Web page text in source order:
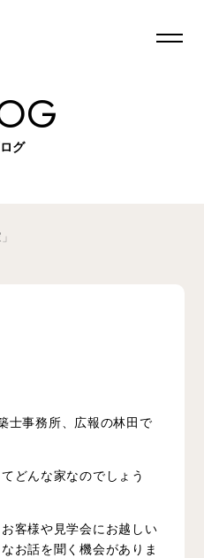
グ
士事務所、広報の林田で
どんな家なのでしょう
客様や見学会にお越しい
お話を聞く機会がありま